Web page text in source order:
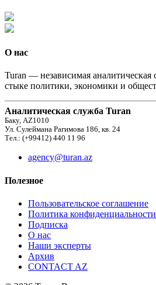
О нас
Turan — независимая аналитическая
стыке политики, экономики и
Аналитическая служба Turan
Баку, AZ1010
Ул. Сулеймана Рагимова 186, кв. 24
Тел.: (+99412) 440 11 96
agency@turan.az
Полезное
Пользовательское соглашение
Политика конфиденциальности
Подписка
О нас
Наши эксперты
Архив
CONTACT AZ